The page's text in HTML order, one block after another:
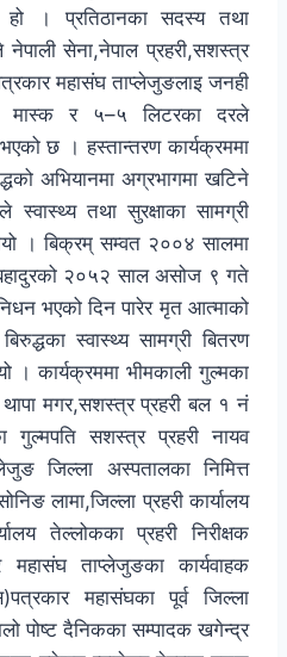
हो । प्रतिठानका सदस्य तथा
सेना,नेपाल प्रहरी,सशस्त्र
महासंघ ताप्लेजुङलाइ जनही
र ५–५ लिटरका दरले
छ । हस्तान्तरण कार्यक्रममा
अभियानमा अग्रभागमा खटिने
स्वास्थ्य तथा सुरक्षाका सामग्री
। बिक्रम् सम्वत २००४ सालमा
२०५२ साल असोज ९ गते
भएको दिन पारेर मृत आत्माको
स्वास्थ्य सामग्री बितरण
। कार्यक्रममा भीमकाली गुल्मका
मगर,सशस्त्र प्रहरी बल १ नं
गुल्मपति सशस्त्र प्रहरी नायव
जिल्ला अस्पतालका निमित्त
लामा,जिल्ला प्रहरी कार्यालय
तेल्लोकका प्रहरी निरीक्षक
महासंघ ताप्लेजुङका कार्यवाहक
महासंघका पूर्व जिल्ला
पोष्ट दैनिकका सम्पादक खगेन्द्र